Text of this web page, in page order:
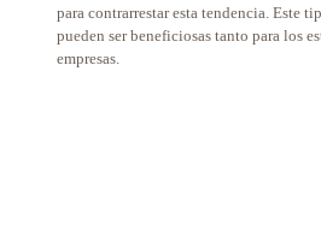
para contrarrestar esta tendencia. Este
pueden ser beneficiosas tanto para los
empresas.